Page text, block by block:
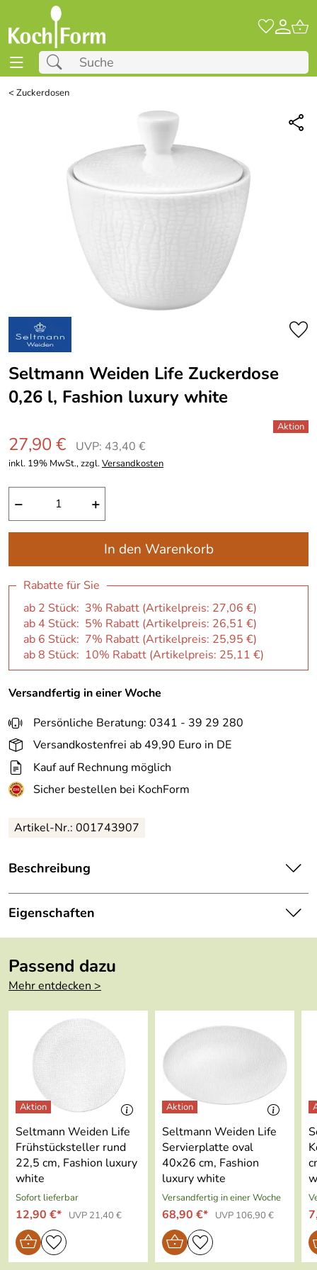
<Zuckerdosen
Seltmann Weiden Life Zuckerdose
0,26 l, Fashion luxury white
27,90 € UVP: 43,40 €
inkl. 19% MwSt., zzgl.Versandkosten
− +
In den Warenkorb
Rabatte für Sie
ab 2 Stück: 3% Rabatt (Artikelpreis: 27,06 €)
ab 4 Stück: 5% Rabatt (Artikelpreis: 26,51 €)
ab 6 Stück: 7% Rabatt (Artikelpreis: 25,95 €)
ab 8 Stück: 10% Rabatt (Artikelpreis: 25,11 €)
Versandfertig in einer Woche
Persönliche Beratung: 0341 - 39 29 280
Versandkostenfrei ab 49,90 Euro in DE
Kauf auf Rechnung möglich
Sicher bestellen bei KochForm
Artikel-Nr.: 001743907
Beschreibung
Seltmann Weiden Life Zuckerdose 0,26 l, Fashion luxury
white.
Hersteller: Porzellanfabriken Christian Seltmann GmbH ,
Chr.-Seltmann-Straße 59-67, 92637 Weiden,
service@seltmann.com
Eigenschaften
Farbe:
Höhe:
Inhalt:
Mikrowellenge
eignet:
Spülmaschinenf
est:
ja
Ofenfest:
Kühlschrankfes
t:
Gefriertruhenfe ja
Passend dazu
Mehr entdecken >
Seltmann Weiden Life
Frühstücksteller rund
22,5 cm, Fashion luxury
white
Sofort lieferbar
12,90 €* UVP 21,40 €
Seltmann Weiden Life
Servierplatte oval
40x26 cm, Fashion
luxury white
Versandfertig in einer Woche
68,90 €* UVP 106,90 €